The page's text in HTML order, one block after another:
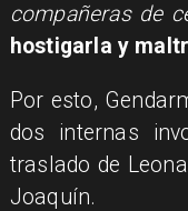
compañeras de
hostigarla y
Por esto,
dos internas
traslado de
Joaquín.